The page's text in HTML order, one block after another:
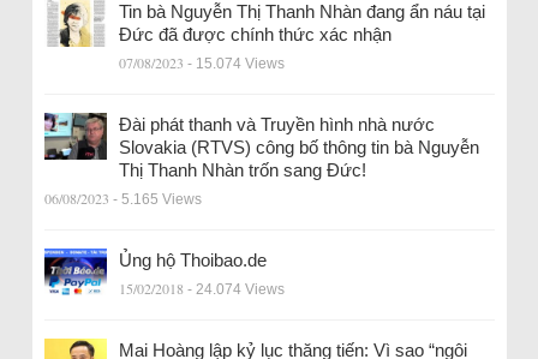
Tin bà Nguyễn Thị Thanh Nhàn đang ẩn náu tại
Đức đã được chính thức xác nhận
07/08/2023 - 15.074 Views
Đài phát thanh và Truyền hình nhà nước
Slovakia (RTVS) công bố thông tin bà Nguyễn
Thị Thanh Nhàn trốn sang Đức!
06/08/2023 - 5.165 Views
Ủng hộ Thoibao.de
15/02/2018 - 24.074 Views
Mai Hoàng lập kỷ lục thăng tiến: Vì sao “ngôi